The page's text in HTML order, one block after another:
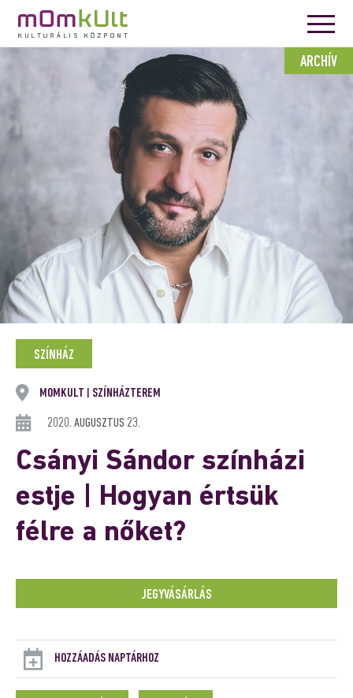
ARCHÍV
SZÍNHÁZ
MOMKULT SZÍNHÁZTEREM
2020. AUGUSZTUS 23.
Csányi Sándor színházi
estje | Hogyan értsük
félre a nőket?
JEGYVÁSÁRLÁS
HOZZÁADÁS NAPTÁRHOZ